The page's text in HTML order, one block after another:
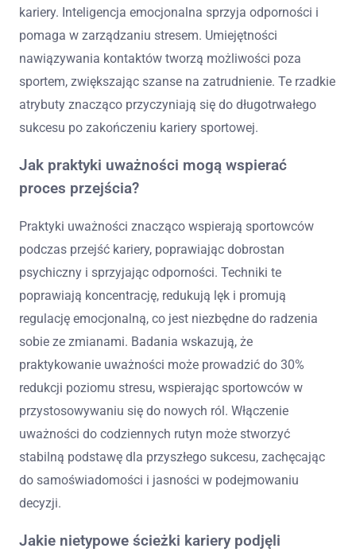
kariery. Inteligencja emocjonalna sprzyja odporności i
pomaga w zarządzaniu stresem. Umiejętności
nawiązywania kontaktów tworzą możliwości poza
sportem, zwiększając szanse na zatrudnienie. Te rzadkie
atrybuty znacząco przyczyniają się do długotrwałego
sukcesu po zakończeniu kariery sportowej.
Jak praktyki uważności mogą wspierać
proces przejścia?
Praktyki uważności znacząco wspierają sportowców
podczas przejść kariery, poprawiając dobrostan
psychiczny i sprzyjając odporności. Techniki te
poprawiają koncentrację, redukują lęk i promują
regulację emocjonalną, co jest niezbędne do radzenia
sobie ze zmianami. Badania wskazują, że
praktykowanie uważności może prowadzić do 30%
redukcji poziomu stresu, wspierając sportowców w
przystosowywaniu się do nowych ról. Włączenie
uważności do codziennych rutyn może stworzyć
stabilną podstawę dla przyszłego sukcesu, zachęcając
do samoświadomości i jasności w podejmowaniu
decyzji.
Jakie nietypowe ścieżki kariery podjęli